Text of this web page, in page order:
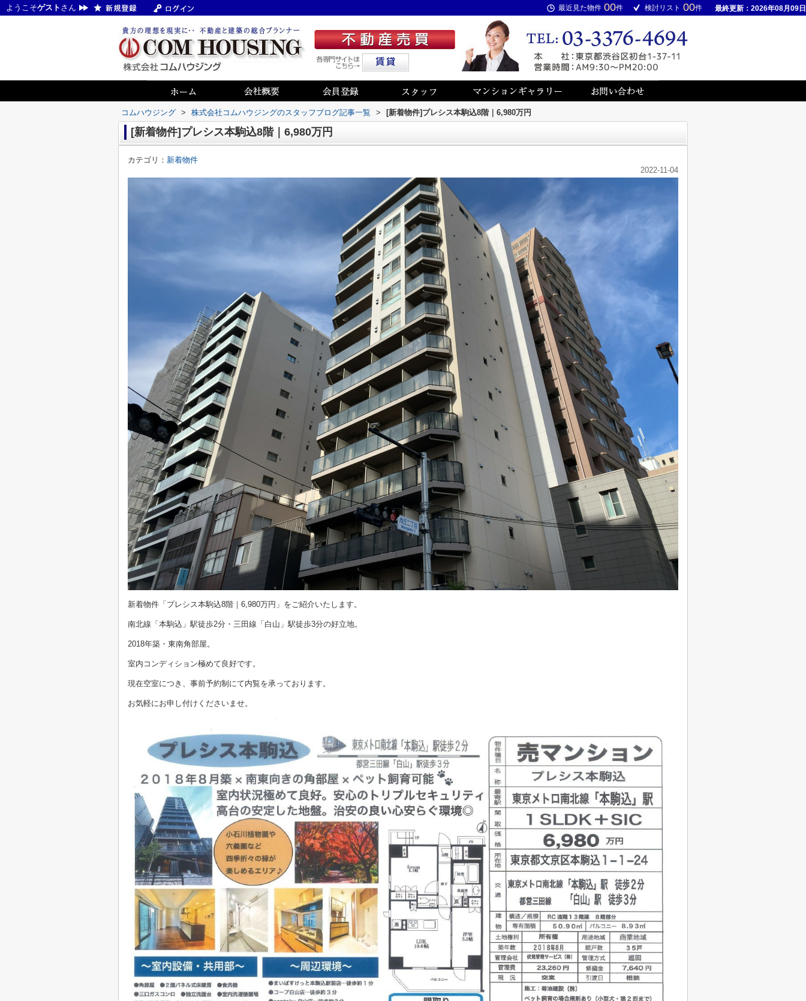
ようこそゲスト さん 最近見た物件 00件 検討リスト 00件 最終更新：2026年08月09日
コムハウジング > 株式会社コムハウジングのスタッフブログ記事一覧 > [新着物件]プレシス本駒込8階｜6,980万円
[新着物件]プレシス本駒込8階｜6,980万円
カテゴリ： 新着物件
2022-11-04
新着物件「プレシス本駒込8階｜6,980万円」をご紹介いたします。
南北線「本駒込」駅徒歩2分・三田線「白山」駅徒歩3分の好立地。
2018年築・東南角部屋。
室内コンディション極めて良好です。
現在空室につき、事前予約制にて内覧を承っております。
お気軽にお申し付けくださいませ。